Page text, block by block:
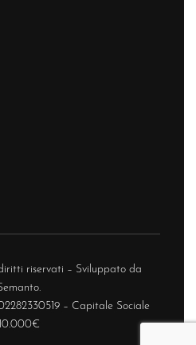
riservati – Sviluppato da
– Capitale Sociale
10.000€